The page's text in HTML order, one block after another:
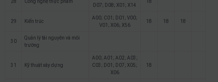
28 Công nghệ thực phẩm
D07; D08; X01; X14
18
29 Kiến trúc
A00; C01; D01; V00;
V01; X06; X56
18 18 18
30
Quản lý tài nguyên và môi
trường
31 Kỹ thuật xây dựng
A00; A01; A02; A03;
C03; D01; D07; X05;
X06
18